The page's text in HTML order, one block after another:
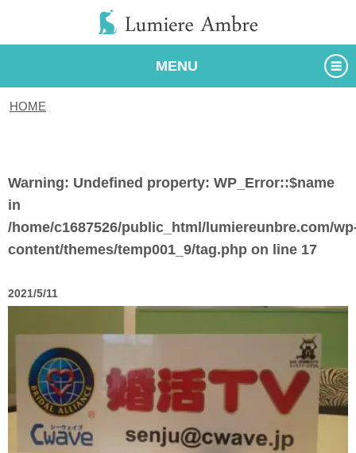
MENU
HOME
Warning: Undefined property: WP_Error::$name
in
/home/c1687526/public_html/lumiereunbre.com/
content/themes/temp001_9/tag.php on line 17
2021/5/11